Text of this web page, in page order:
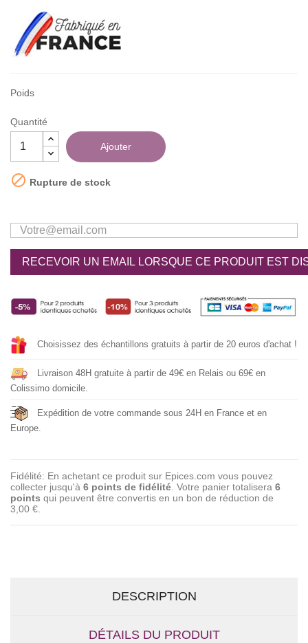
Poids
Quantité
Ajouter
 Rupture de stock
RECEVOIR UN EMAIL LORSQUE CE PRODUIT EST
Choisissez des échantillons gratuits à partir de 20 euros d'achat !
Livraison 48H gratuite à partir de 49€ en Relais ou 69€ en
Colissimo domicile.
Expédition de votre commande sous 24H en France et en
Europe.
Fidélité: En achetant ce produit sur Epices.com vous pouvez
collecter jusqu'à 6 points de fidélité . Votre panier totalisera 6
points qui peuvent être convertis en un bon de réduction de
3,00 €
DESCRIPTION
DÉTAILS DU PRODUIT